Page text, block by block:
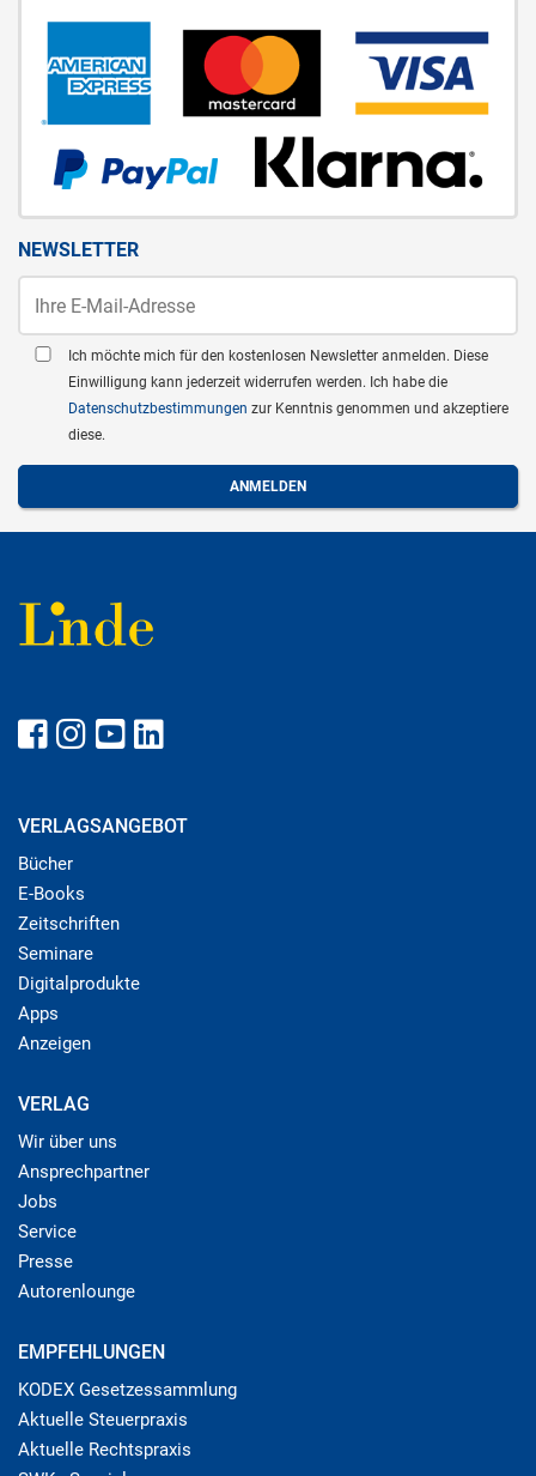
NEWSLETTER
Ich möchte mich für den kostenlosen Newsletter anmelden. Diese
Einwilligung kann jederzeit widerrufen werden. Ich habe die
Datenschutzbestimmungen zur Kenntnis genommen und akzeptiere
diese.
VERLAGSANGEBOT
Bücher
E-Books
Zeitschriften
Seminare
Digitalprodukte
Apps
Anzeigen
VERLAG
Wir über uns
Ansprechpartner
Jobs
Service
Presse
Autorenlounge
EMPFEHLUNGEN
KODEX Gesetzessammlung
Aktuelle Steuerpraxis
Aktuelle Rechtspraxis